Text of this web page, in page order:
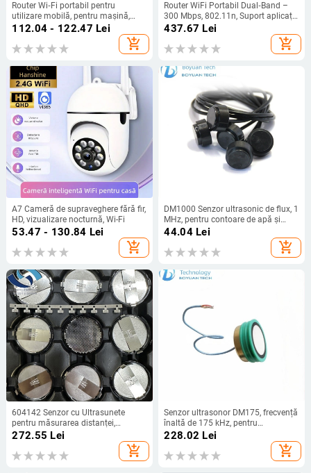
Router Wi‑Fi portabil pentru
utilizare mobilă, pentru mașină,
cămine și camere de închiriat;
dual‑band 2,4/5 GHz, 802.11n,
până la 150 Mbps
112.04 - 122.47 Lei
add_shopping_cart
Router WiFi Portabil Dual‑Band –
300 Mbps, 802.11n, Suport aplicație
Android, TD-SCDMA
437.67 Lei
add_shopping_cart
A7 Cameră de supraveghere fără fir,
HD, vizualizare nocturnă, Wi-Fi
53.47 - 130.84 Lei
add_shopping_cart
DM1000 Senzor ultrasonic de flux, 1
MHz, pentru contoare de apă și
gaze, monitorizare nivel lichid și
nivel de ulei, diametru 20,5 mm
44.04Lei
add_shopping_cart
604142 Senzor cu Ultrasunete
pentru măsurarea distanței,
transductor electrostatic, UL-12S
272.55 Lei
add_shopping_cart
Senzor ultrasonor DM175, frecvență
înaltă de 175 kHz, pentru
măsurarea distanței și comutator
de proximitate, diametru 28 mm
228.02 Lei
add_shopping_cart